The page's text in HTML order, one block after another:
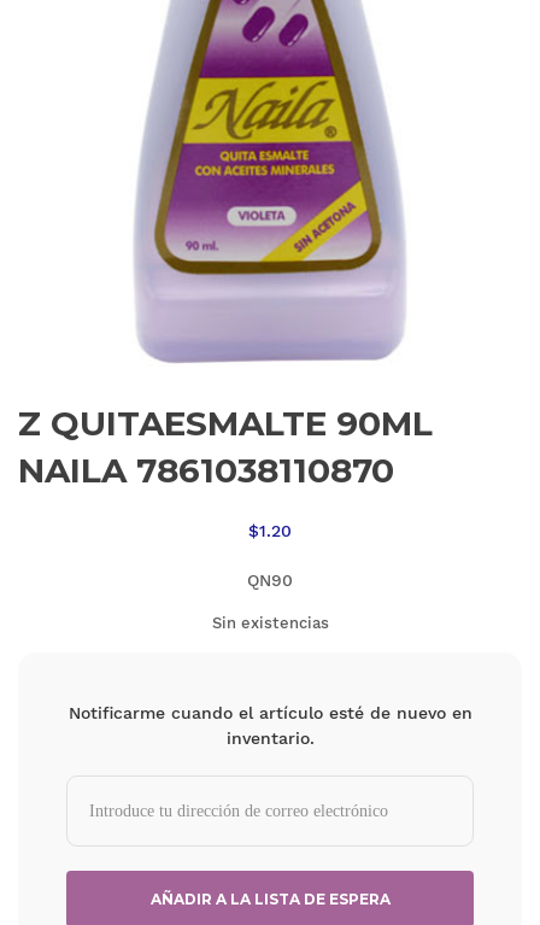
Z QUITAESMALTE 90ML
NAILA 7861038110870
$1.20
QN90
Sin existencias
Notificarme cuando el artículo esté de nuevo en
inventario.